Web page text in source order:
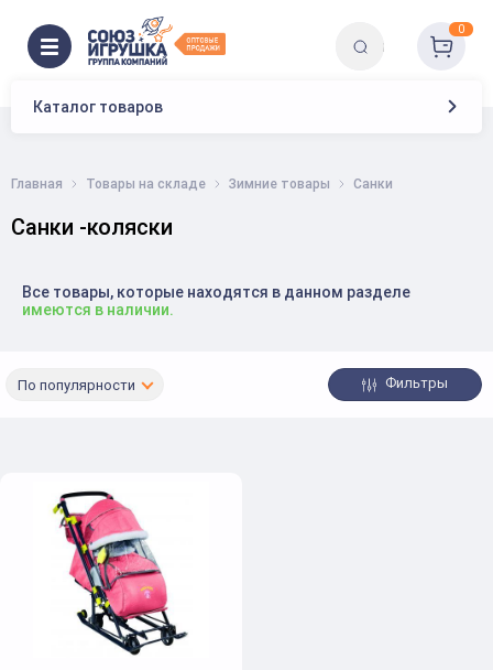
Каталог товаров
0
Главная Товары на складе Зимние товары Санки
Санки -коляски
Все товары, которые находятся в данном разделе
имеются в наличии.
По популярности Фильтры